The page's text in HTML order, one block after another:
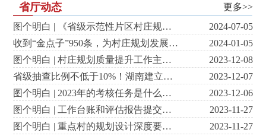
省厅动态
更多>>
图个明白 | 《省级示范性片区村庄规划质量提升工作方案》
2024-07-05
收到“金点子”950条，为村庄规划发展送来“金钥匙”！
2024-01-05
图个明白 | 村庄规划质量提升工作主体是谁，是否可邀请第三方公司承担评估工作？村庄规划质量提升工作热点问...
2023-12-08
省级抽查比例不低于10%！湖南建立村庄规划部门联合审查机制
2023-12-07
图个明白 | 2023年的考核任务是什么，重点村的质量提升工作如何安排？村庄规划质量提升工作热点问题答疑（十...
2023-12-06
图个明白 | 工作台账和评估报告提交时间及相关要求？村庄规划质量提升工作热点问题答疑（九）
2023-11-27
图个明白 | 重点村的规划设计深度要如何？村庄规划质量提升工作热点问题答疑（八）
2023-11-27